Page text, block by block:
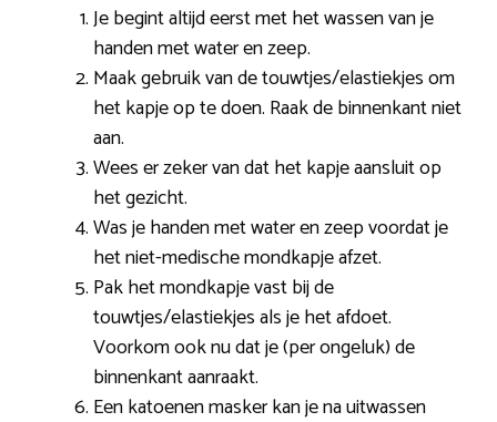
Je begint altijd eerst met het wassen van je
handen met water en zeep.
Maak gebruik van de touwtjes/elastiekjes om
het kapje op te doen. Raak de binnenkant niet
aan.
Wees er zeker van dat het kapje aansluit op
het gezicht.
Was je handen met water en zeep voordat je
het niet-medische mondkapje afzet.
Pak het mondkapje vast bij de
touwtjes/elastiekjes als je het afdoet.
Voorkom ook nu dat je (per ongeluk) de
binnenkant aanraakt.
Een katoenen masker kan je na uitwassen